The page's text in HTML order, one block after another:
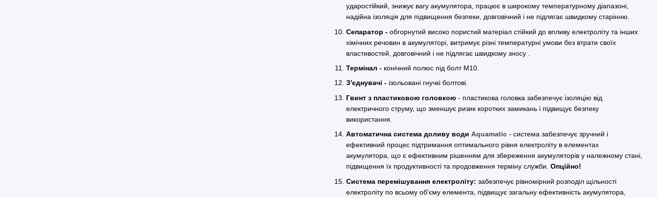
ударостійкий, знижує вагу акумулятора, працює в широкому температурному діапазоні,
надійна ізоляція для підвищення безпеки, довговічний і не підлягає швидкому старінню.
Сепаратор - обгорнутий високо пористий матеріал стійкий до впливу електроліту та інших
хімічних речовин в акумуляторі, витримує різні температурні умови без втрати своїх
властивостей, довговічний і не підлягає швидкому зносу .
Термінал - конічний полюс під болт M10.
З'єднувачі - ізольовані гнучкі болтові.
Гвинт з пластиковою головкою - пластикова головка забезпечує ізоляцію від
електричного струму, що зменшує ризик коротких замикань і підвищує безпеку
використання.
Автоматична система доливу води Aquamatic - система забезпечує зручний і
ефективний процес підтримання оптимального рівня електроліту в елементах
акумулятора, що є ефективним рішенням для збереження акумуляторів у належному стані,
підвищення їх продуктивності та продовження терміну служби. Опційно!
Система перемішування електроліту: забезпечує рівномірний розподіл щільності
електроліту по всьому об'єму елемента, підвищує загальну ефективність акумулятора,